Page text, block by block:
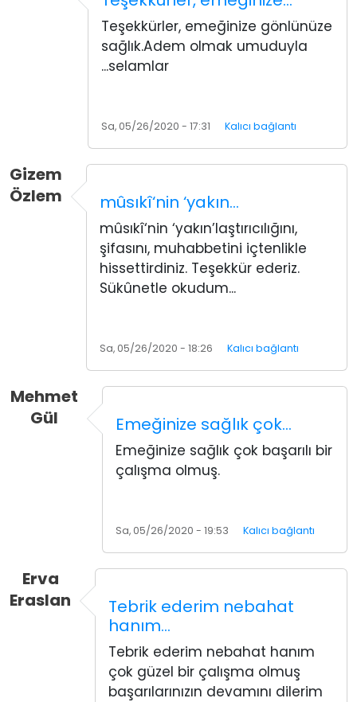
Teşekkürler, emeğinize gönlünüze
sağlık.Adem olmak umuduyla
...selamlar
Sa, 05/26/2020 - 17:31 Kalıcı bağlantı
Gizem
Özlem
mûsıkî‘nin ‘yakın…
mûsıkî‘nin ‘yakın’laştırıcılığını,
şifasını, muhabbetini içtenlikle
hissettirdiniz. Teşekkür ederiz.
Sükûnetle okudum...
Sa, 05/26/2020 - 18:26 Kalıcı bağlantı
Mehmet
Gül
Emeğinize sağlık çok…
Emeğinize sağlık çok başarılı bir
çalışma olmuş.
Sa, 05/26/2020 - 19:53 Kalıcı bağlantı
Erva
Eraslan
Tebrik ederim nebahat
hanım…
Tebrik ederim nebahat hanım
çok güzel bir çalışma olmuş
başarılarınızın devamını dilerim